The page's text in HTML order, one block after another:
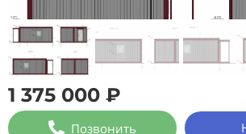
1 375 000 ₽
Позвонить